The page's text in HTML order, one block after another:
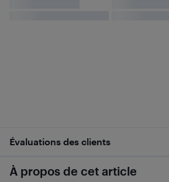
Évaluations des clients
À propos de cet article